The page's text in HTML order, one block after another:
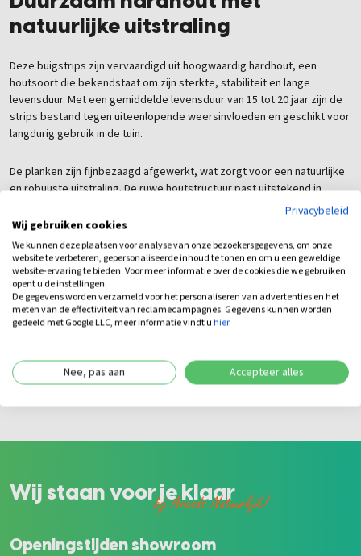
natuurlijke uitstraling
Deze buigstrips zijn vervaardigd uit hoogwaardig hardhout, een
houtsoort die bekendstaat om zijn sterkte, stabiliteit en lange
levensduur. Met een gemiddelde levensduur van 15 tot 20 jaar zijn de
strips bestand tegen uiteenlopende weersinvloeden en geschikt voor
langdurig gebruik in de tuin.
De planken zijn fijnbezaagd afgewerkt, wat zorgt voor een natuurlijke
en robuuste uitstraling. De ruwe houtstructuur past uitstekend in
zowel moderne als landelijke tuinen en geeft iedere buitenruimte een
authentiek karakter.
Veelzijdig toepasbaar
Hardhouten buigstrips worden veel gebruikt als kantopsluiting rondom
gazons, borders, wandelpaden en vijvers. Dankzij de verschillende
afgewerkt met een beperkt aantal verbindingen. Dit zorgt niet alleen
voor een strakker eindresultaat, maar ook voor een snelle montage.
Wij staan voor je klaar
bij Arends Natuurlijk!
Openingstijden showroom
Privacybeleid
Wij gebruiken cookies
We kunnen deze plaatsen voor analyse van onze bezoekersgegevens, om onze
website te verbeteren, gepersonaliseerde inhoud te tonen en om u een geweldige
website-ervaring te bieden. Voor meer informatie over de cookies die we gebruiken
opent u de instellingen.
De gegevens worden verzameld voor het personaliseren van advertenties en het
meten van de effectiviteit van reclamecampagnes. Gegevens kunnen worden
gedeeld met Google LLC, meer informatie vindt uhier.
Nee, pas aan Accepteer alles